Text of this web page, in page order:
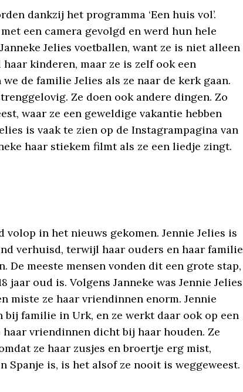
dankzij het programma ‘Een huis vol’.
een camera gevolgd en werd hun hele
Jelies voetballen, want ze is niet alleen
kinderen, maar ze is zelf ook een
de familie Jelies als ze naar de kerk gaan.
Ze doen ook andere dingen. Zo
waar ze een geweldige vakantie hebben
is vaak te zien op de Instagrampagina van
haar stiekem filmt als ze een liedje zingt.
volop in het nieuws gekomen. Jennie Jelies is
verhuisd, terwijl haar ouders en haar familie
De meeste mensen vonden dit een grote stap,
jaar oud is. Volgens Janneke was Jennie Jelies
miste ze haar vriendinnen enorm. Jennie
bij familie in Urk, en ze werkt daar ook op een
haar vriendinnen dicht bij haar houden. Ze
ze haar zusjes en broertje erg mist,
Spanje is, is het alsof ze nooit is weggeweest.